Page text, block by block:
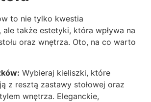
to nie tylko kwestia
ale także estetyki, która wpływa na
oraz wnętrza. Oto, na co warto
Wybieraj kieliszki, które
z resztą zastawy stołowej oraz
wnętrza. Eleganckie,